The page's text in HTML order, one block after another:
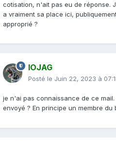
cotisation, n'ait pas eu de réponse.
a vraiment sa place ici,
approprié ?
IOJAG
Posté le Juin 22, 2023 à
je n'ai pas connaissance de ce
envoyé ? En principe un membre